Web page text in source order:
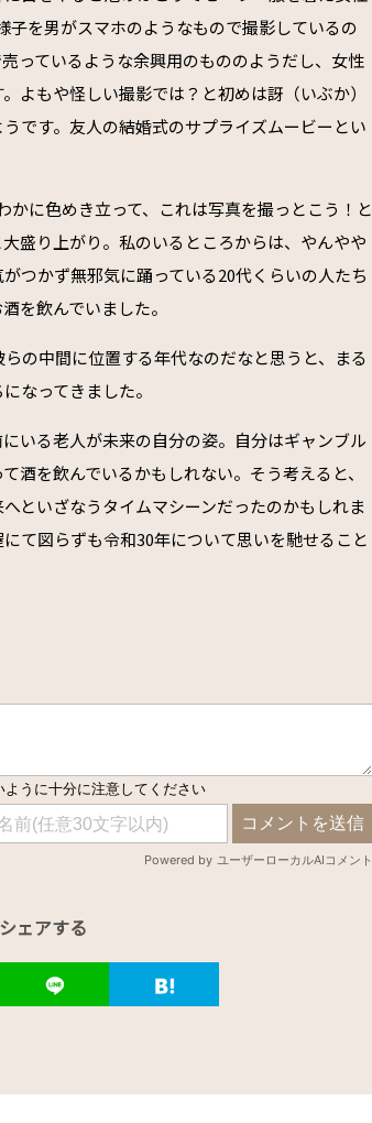
子を男がスマホのようなもので撮影しているの
っているような余興用のもののようだし、女性
よもや怪しい撮影では？と初めは訝（いぶか）
です。友人の結婚式のサプライズムービーとい
に色めき立って、これは写真を撮っとこう！と
盛り上がり。私のいるところからは、やんやや
つかず無邪気に踊っている20代くらいの人たち
を飲んでいました。
の中間に位置する年代なのだなと思うと、まる
なってきました。
いる老人が未来の自分の姿。自分はギャンブル
酒を飲んでいるかもしれない。そう考えると、
といざなうタイムマシーンだったのかもしれま
て図らずも令和30年について思いを馳せること
ェアする